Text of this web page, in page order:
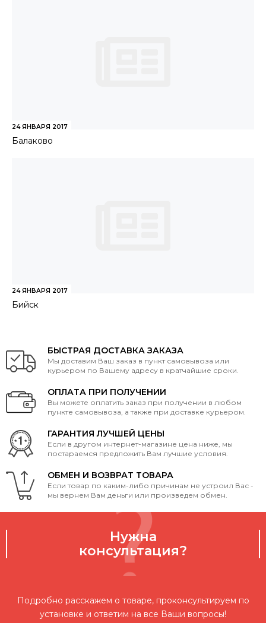
24 ЯНВАРЯ 2017
Балаково
24 ЯНВАРЯ 2017
Бийск
БЫСТРАЯ ДОСТАВКА ЗАКАЗА
Мы доставим Ваш заказ в пункт самовывоза или
курьером по Вашему адресу в кратчайшие сроки.
ОПЛАТА ПРИ ПОЛУЧЕНИИ
Вы можете оплатить заказ при получении в любом
пункте самовывоза, а также при доставке курьером.
ГАРАНТИЯ ЛУЧШЕЙ ЦЕНЫ
Если в другом интернет-магазине цена ниже, мы
постараемся предложить Вам лучшие условия.
ОБМЕН И ВОЗВРАТ ТОВАРА
Если товар по каким-либо причинам не устроил Вас -
мы вернем Вам деньги или произведем обмен.
Нужна
консультация?
Подробно расскажем о товаре, проконсультируем по
установке и ответим на все Ваши вопросы!